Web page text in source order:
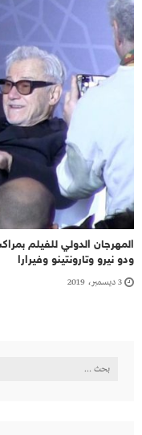
المهرجان الدولي للفيلم
ودو نيرو وتارونتينو وفيرارا
3 ديسمبر، 2019
البحث